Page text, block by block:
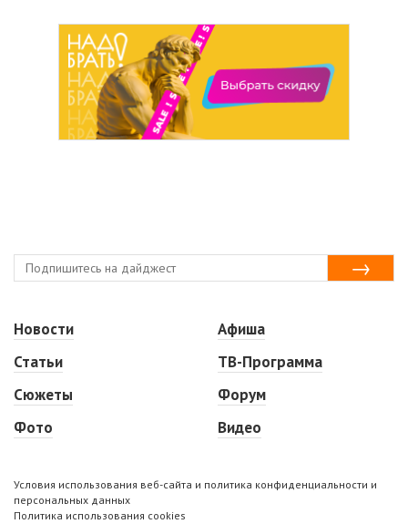
Новости
Статьи
Сюжеты
Фото
Афиша
ТВ-Программа
Форум
Видео
Условия использования веб-сайта и политика конфиденциальности и
персональных данных
Политика использования cookies